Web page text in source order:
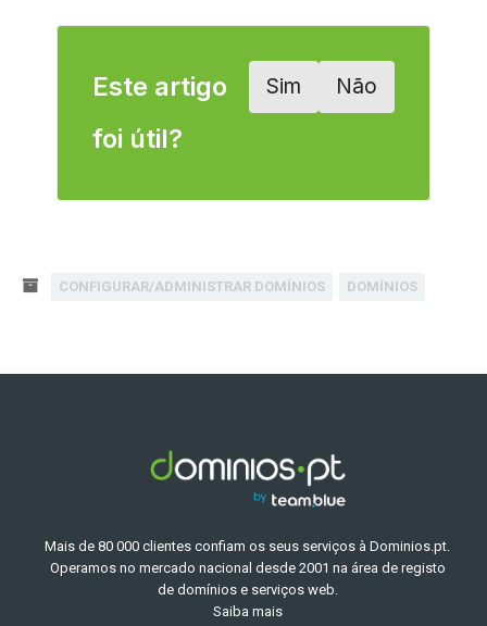
Este artigo
foi útil?
Sim Não
CONFIGURAR/ADMINISTRAR DOMÍNIOS DOMÍNIOS
Mais de 80 000 clientes confiam os seus serviços à Dominios.pt.
Operamos no mercado nacional desde 2001 na área de registo
de domínios e serviços web.
Saiba mais